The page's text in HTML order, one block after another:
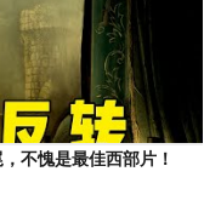
不愧是最佳西部片！